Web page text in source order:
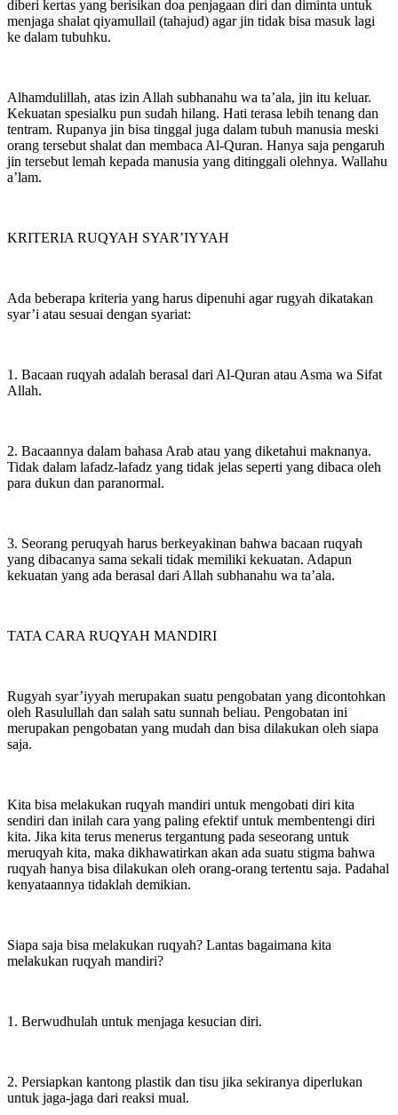
diberi kertas yang berisikan doa penjagaan diri dan diminta untuk
menjaga shalat qiyamullail (tahajud) agar jin tidak bisa masuk lagi
ke dalam tubuhku.
Alhamdulillah, atas izin Allah subhanahu wa ta’ala, jin itu keluar.
Kekuatan spesialku pun sudah hilang. Hati terasa lebih tenang dan
tentram. Rupanya jin bisa tinggal juga dalam tubuh manusia meski
orang tersebut shalat dan membaca Al-Quran. Hanya saja pengaruh
jin tersebut lemah kepada manusia yang ditinggali olehnya. Wallahu
a’lam.
KRITERIA RUQYAH SYAR’IYYAH
Ada beberapa kriteria yang harus dipenuhi agar rugyah dikatakan
syar’i atau sesuai dengan syariat:
1. Bacaan ruqyah adalah berasal dari Al-Quran atau Asma wa Sifat
Allah.
2. Bacaannya dalam bahasa Arab atau yang diketahui maknanya.
Tidak dalam lafadz-lafadz yang tidak jelas seperti yang dibaca oleh
para dukun dan paranormal.
3. Seorang peruqyah harus berkeyakinan bahwa bacaan ruqyah
yang dibacanya sama sekali tidak memiliki kekuatan. Adapun
kekuatan yang ada berasal dari Allah subhanahu wa ta’ala.
TATA CARA RUQYAH MANDIRI
Rugyah syar’iyyah merupakan suatu pengobatan yang dicontohkan
oleh Rasulullah dan salah satu sunnah beliau. Pengobatan ini
merupakan pengobatan yang mudah dan bisa dilakukan oleh siapa
saja.
Kita bisa melakukan ruqyah mandiri untuk mengobati diri kita
sendiri dan inilah cara yang paling efektif untuk membentengi diri
kita. Jika kita terus menerus tergantung pada seseorang untuk
meruqyah kita, maka dikhawatirkan akan ada suatu stigma bahwa
ruqyah hanya bisa dilakukan oleh orang-orang tertentu saja. Padahal
kenyataannya tidaklah demikian.
Siapa saja bisa melakukan ruqyah? Lantas bagaimana kita
melakukan ruqyah mandiri?
1. Berwudhulah untuk menjaga kesucian diri.
2. Persiapkan kantong plastik dan tisu jika sekiranya diperlukan
untuk jaga-jaga dari reaksi mual.